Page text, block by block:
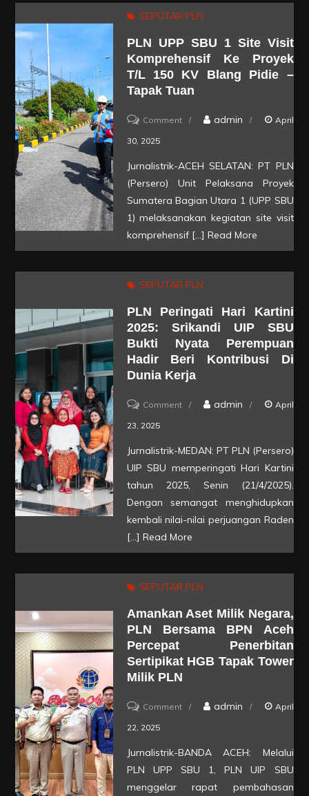
Shielding
GIS
Glugur
SEPUTAR PLN
PLN UPP SBU 1 Site Visit
Komprehensif Ke Proyek
T/L 150 KV Blang Pidie –
Tapak Tuan
Commenton
Site
Visit
Komprehensif
ke
T/L
150
kV
Blang
–
Tuan
admin April
30, 2025
Jurnalistrik-ACEH SELATAN: PT PLN
(Persero) Unit Pelaksana Proyek
Sumatera Bagian Utara 1 (UPP SBU
1) melaksanakan kegiatan site visit
komprehensif […] Read More
SEPUTAR PLN
PLN Peringati Hari Kartini
2025: Srikandi UIP SBU
Bukti Nyata Perempuan
Hadir Beri Kontribusi Di
Dunia Kerja
Commenton
Kartini
2025:
Srikandi
UIP
Bukti
Perempuan
Hadir
Kontribusi
Dunia
admin April
23, 2025
Jurnalistrik-MEDAN: PT PLN (Persero)
UIP SBU memperingati Hari Kartini
tahun 2025, Senin (21/4/2025).
Dengan semangat menghidupkan
kembali nilai-nilai perjuangan Raden
[…] Read More
SEPUTAR PLN
Amankan Aset Milik Negara,
PLN Bersama BPN Aceh
Percepat Penerbitan
Sertipikat HGB Tapak Tower
Milik PLN
Commenton
admin April
22, 2025
Jurnalistrik-BANDA ACEH: Melalui
PLN UPP SBU 1, PLN UIP SBU
menggelar rapat pembahasan